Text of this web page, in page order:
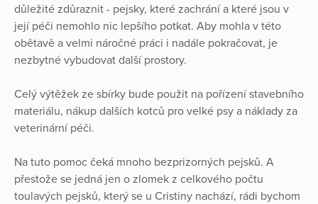
důležité zdůraznit - pejsky, které zachrání a které jsou v
její péči nemohlo nic lepšího potkat. Aby mohla v této
obětavě a velmi náročné práci i nadále pokračovat, je
nezbytné vybudovat další prostory.
Celý výtěžek ze sbírky bude použit na pořízení stavebního
materiálu, nákup dalších kotců pro velké psy a náklady za
veterinární péči.
Na tuto pomoc čeká mnoho bezprizorných pejsků. A
přestože se jedná jen o zlomek z celkového počtu
toulavých pejsků, který se u Cristiny nachází, rádi bychom